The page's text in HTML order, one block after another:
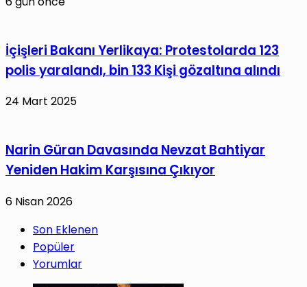
İçişleri Bakanı Yerlikaya: Protestolarda 123
polis yaralandı, bin 133 Kişi gözaltına alındı
24 Mart 2025
Narin Güran Davasında Nevzat Bahtiyar
Yeniden Hakim Karşısına Çıkıyor
6 Nisan 2026
Son Eklenen
Popüler
Yorumlar